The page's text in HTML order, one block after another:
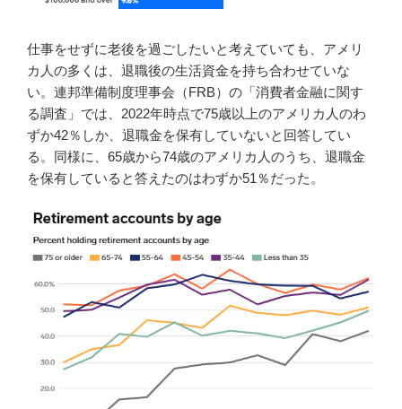
仕事をせずに老後を過ごしたいと考えていても、アメリ
カ人の多くは、退職後の生活資金を持ち合わせていな
い。連邦準備制度理事会（FRB）の「消費者金融に関す
る調査」では、2022年時点で75歳以上のアメリカ人のわ
ずか42％しか、退職金を保有していないと回答してい
る。同様に、65歳から74歳のアメリカ人のうち、退職金
を保有していると答えたのはわずか51％だった。